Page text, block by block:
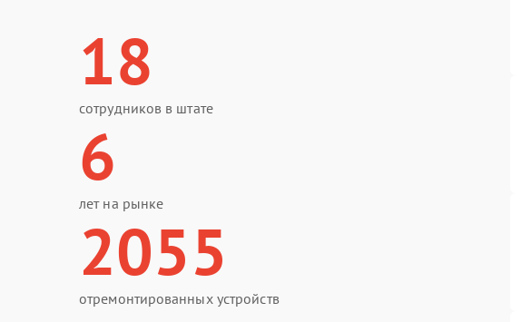
18
сотрудников в штате
6
лет на рынке
2055
отремонтированных устройств